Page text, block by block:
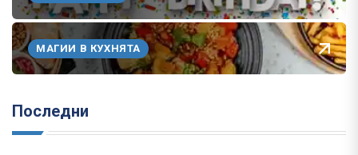
МАГИИ В КУХНЯТА
Последни